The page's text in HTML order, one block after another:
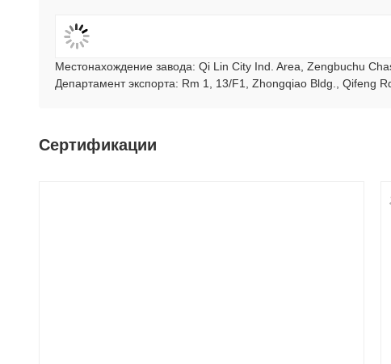
Местонахождение завода: Qi Lin City Ind. Area, Zengbuchu
Департамент экспорта: Rm 1, 13/F1, Zhongqiao Bldg., Qifeng
Сертификации